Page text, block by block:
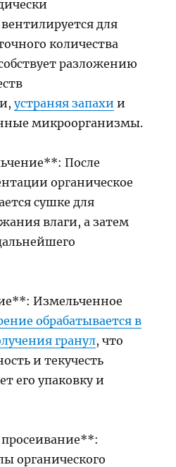
для
количества
разложению
устраняя запахи и
микроорганизмы.
После
органическое
сушке для
влаги, а затем
Измельченное
обрабатывается в
гранул, что
и текучесть
его упаковку и
органического